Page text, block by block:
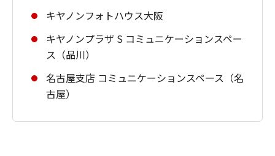
キヤノンフォトハウス大阪
キヤノンプラザ S コミュニケーションスペー
ス（品川）
名古屋支店 コミュニケーションスペース（名
古屋）